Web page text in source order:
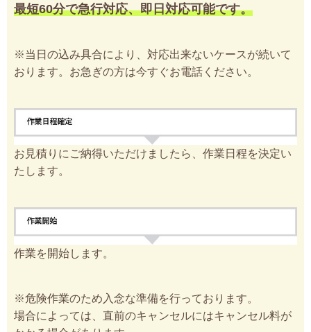
最短60分で急行対応、即日対応可能です。
※当日の込み具合により、対応出来ないケースが続いて
おります。お急ぎの方は今すぐお電話ください。
お見積りにご納得いただけましたら、作業日程を決定い
たします。
作業を開始します。
※危険作業のため入念な準備を行っております。
場合によっては、直前のキャンセルにはキャンセル料が